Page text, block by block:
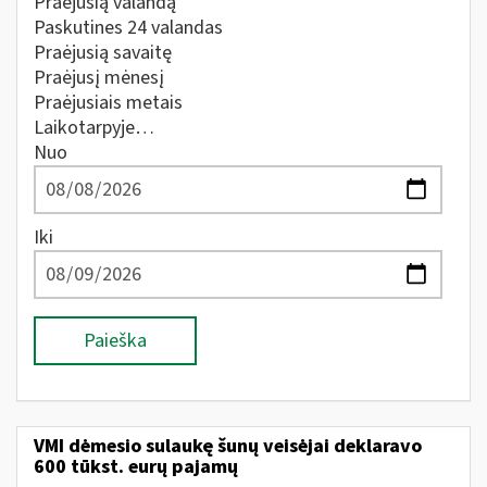
Paskutines 24 valandas
Praėjusią savaitę
Praėjusį mėnesį
Praėjusiais metais
Laikotarpyje…
Nuo
Iki
Paieška
VMI dėmesio sulaukę šunų veisėjai deklaravo
600 tūkst. eurų pajamų